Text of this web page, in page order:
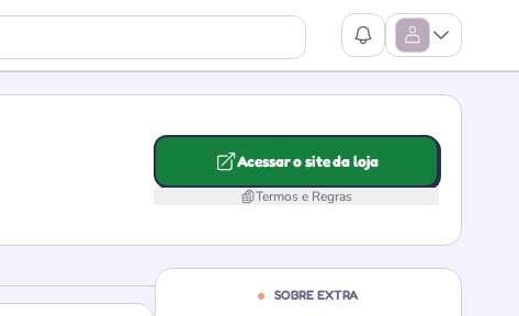
Ver Notificações
Abrir Menu
Acessar o site da loja
Termos e Regras
SOBRE EXTRA